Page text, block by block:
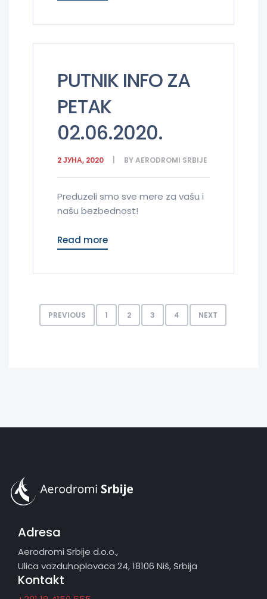
PUTNIK INFO ZA
PETAK
02.06.2020.
2 ЈУНА, 2020 BYAERODROMI SRBIJE
Preduzeli smo sve mere za vašu i
našu bezbednost!
Read more
PREVIOUS 1 2 3 4 NEXT
Adresa
Aerodromi Srbije d.o.o.,
Ulica vazduhoplovaca 24, 18106 Niš, Srbija
Kontakt